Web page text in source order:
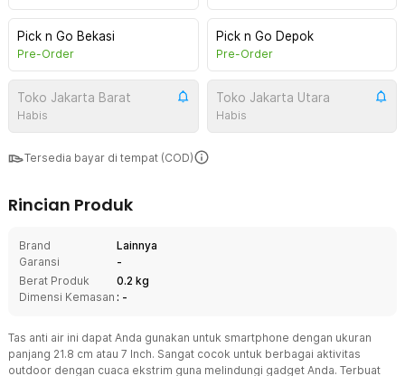
Pick n Go Bekasi
Pre-Order
Pick n Go Depok
Pre-Order
Toko Jakarta Barat
Habis
Toko Jakarta Utara
Habis
Tersedia bayar di tempat (COD)
Rincian Produk
Brand
Lainnya
Garansi
-
Berat Produk
0.2 kg
Dimensi Kemasan : -
Tas anti air ini dapat Anda gunakan untuk smartphone dengan ukuran
panjang 21.8 cm atau 7 Inch. Sangat cocok untuk berbagai aktivitas
outdoor dengan cuaca ekstrim guna melindungi gadget Anda. Terbuat